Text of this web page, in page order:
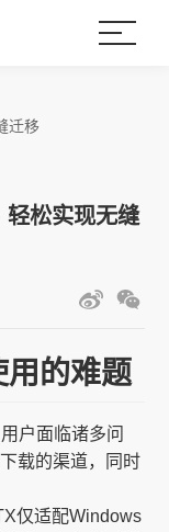
迁移
轻松实现无缝
用的难题
户面临诸多问
载的渠道，同时
仅适配Windows